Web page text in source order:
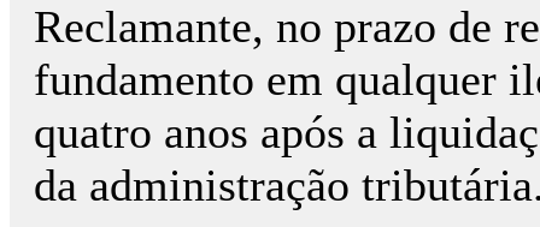
Reclamante, no prazo de
fundamento em qualquer
quatro anos após a
da administração